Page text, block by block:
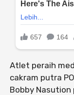
Atlet peraih
cakram putra
Bobby